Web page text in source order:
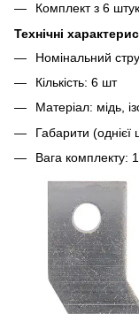
Комплект з 6
Технічні
Номінальний
Кількість: 6 шт
Матеріал: мідь,
Габарити
Вага комплекту: